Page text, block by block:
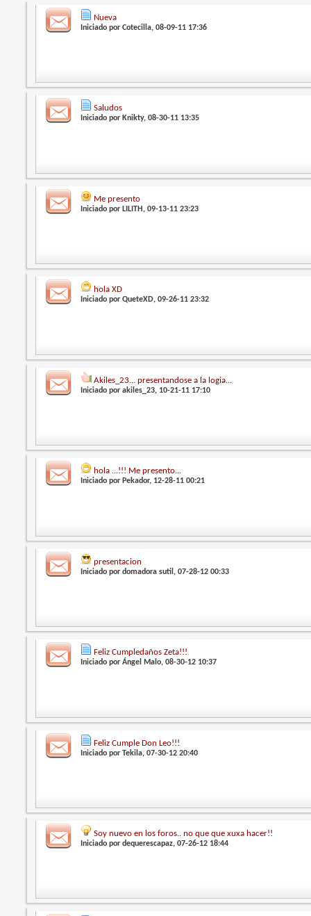
Nueva
Iniciado porCotecilla, 08-09-11 17:36
Saludos
Iniciado por Knikty, 08-30-11 13:35
Me presento
Iniciado por LILITH, 09-13-11 23:23
hola XD
Iniciado porQueteXD, 09-26-11 23:32
Akiles_23... presentandose a la logia...
Iniciado porakiles_23, 10-21-11 17:10
hola ...!!! Me presento...
Iniciado por Pekador, 12-28-11 00:21
presentacion
Iniciado pordomadora sutil, 07-28-12 00:33
Feliz Cumpledaños Zeta!!!
Iniciado porÁngel Malo, 08-30-12 10:37
Feliz Cumple Don Leo!!!
Iniciado porTekila, 07-30-12 20:40
Soy nuevo en los foros.. no que que xuxa hacer!!
Iniciado pordequerescapaz, 07-26-12 18:44